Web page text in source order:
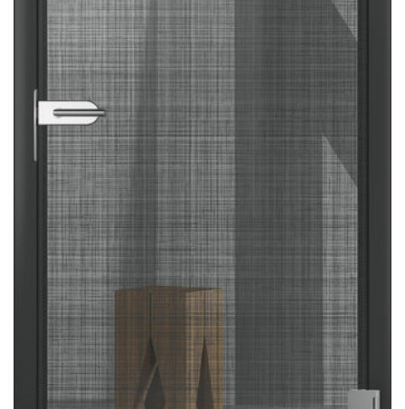
Sonnen- und Insektenschutz
Hochwasser­schutz
Dachboden­treppen